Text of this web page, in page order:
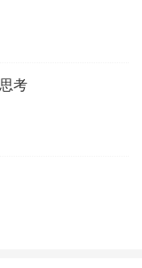
势
前，我国进入了
争夺期，区域不
考